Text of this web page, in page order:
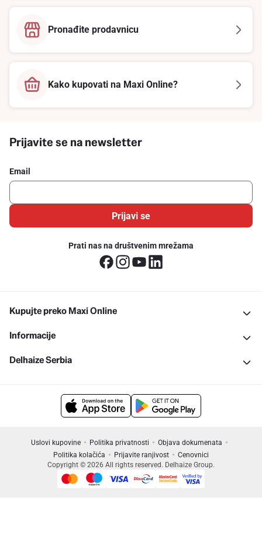
Pronađite prodavnicu
Kako kupovati na Maxi Online?
Prijavite se na newsletter
Email
Prijavi se
Prati nas na društvenim mrežama
Kupujte preko Maxi Online
Informacije
Delhaize Serbia
Uslovi kupovine Politika privatnosti
Objava dokumenata
Politika kolačića
Prijavite ranjivost
Cenovnici
Copyright © 2026 All rights reserved. Delhaize Group.